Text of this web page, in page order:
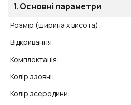
1. Основні параметри
Розмір (ширина x висота):
Відкривання:
Комплектація:
Колір ззовні:
Колір зсередини: